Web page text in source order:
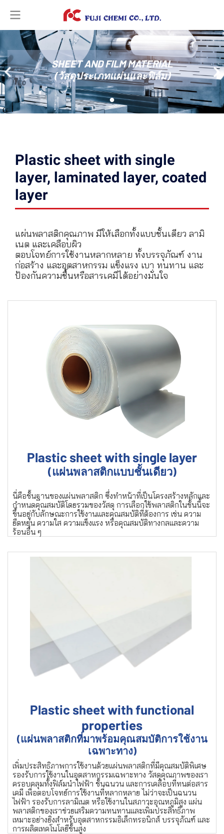
SHEET AND FILM MATERIAL
(วัสดุประเภทแผ่นและฟิล์ม)
Plastic sheet with single
layer, laminated layer, coated
layer
แผ่นพลาสติกคุณภาพ มีให้เลือกทั้งแบบชั้นเดียว ลามิ
เนต และเคลือบผิว
ตอบโจทย์การใช้งานหลากหลาย ทั้งบรรจุภัณฑ์ งาน
ก่อสร้าง และอุตสาหกรรม แข็งแรง เบา ทนทาน และ
ป้องกันความชื้นหรือสารเคมีได้อย่างมั่นใจ
Plastic sheet with single layer
(แผ่นพลาสติกแบบชั้นเดียว)
นี่คือชั้นฐานของแผ่นพลาสติก ซึ่งทำหน้าที่เป็นโครงสร้างหลักและ
กำหนดคุณสมบัติโดยรวมของวัสดุ การเลือกใช้พลาสติกในชั้นนี้จะ
ขึ้นอยู่กับลักษณะการใช้งานและคุณสมบัติที่ต้องการ เช่น ความ
ยืดหยุ่น ความใส ความแข็งแรง หรือคุณสมบัติทางกลและความ
ร้อนอื่น ๆ
Plastic sheet with functional
properties
(แผ่นพลาสติกที่มาพร้อมคุณสมบัติการใช้งาน
เฉพาะทาง)
เพิ่มประสิทธิภาพการใช้งานด้วยแผ่นพลาสติกที่มีคุณสมบัติพิเศษ
รองรับการใช้งานในอุตสาหกรรมเฉพาะทาง วัสดุคุณภาพของเรา
ครอบคลุมทั้งฟิล์มนำไฟฟ้า ชั้นฉนวน และการเคลือบที่ทนต่อสาร
เคมี เพื่อตอบโจทย์การใช้งานที่หลากหลาย ไม่ว่าจะเป็นฉนวน
ไฟฟ้า รองรับการลามิเนต หรือใช้งานในสภาวะอุณหภูมิสูง แผ่น
พลาสติกของเราช่วยเสริมความทนทานและเพิ่มประสิทธิภาพ
เหมาะอย่างยิ่งสำหรับอุตสาหกรรมอิเล็กทรอนิกส์ บรรจุภัณฑ์ และ
การผลิตเทคโนโลยีขั้นสูง